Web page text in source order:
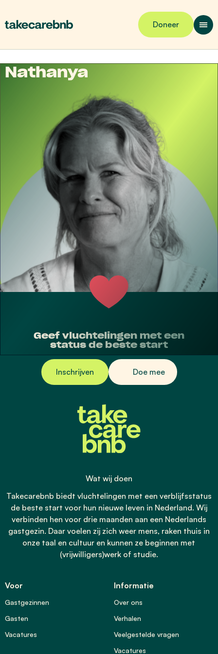
Doneer
Nathanya
Geef vluchtelingen met een
status de beste start
Inschrijven Doe mee
Wat wij doen
Takecarebnb biedt vluchtelingen met een verblijfsstatus
de beste start voor hun nieuwe leven in Nederland. Wij
verbinden hen voor drie maanden aan een Nederlands
gastgezin. Daar voelen zij zich weer mens, raken thuis in
onze taal en cultuur en kunnen ze beginnen met
(vrijwilligers)werk of studie.
Voor
Gastgezinnen
Gasten
Vacatures
Informatie
Over ons
Verhalen
Veelgestelde vragen
Vacatures